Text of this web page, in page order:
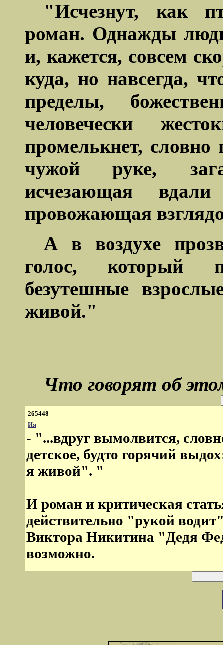
"Исчезнут, как
роман. Однажды
и, кажется, совсем
куда, но навсегда,
пределы,
человечески
промелькнет,
чужой руке,
исчезающая
провожающая
А в воздухе
голос, который
безутешные
живой."
Что говорят об
265448
Ия
- "...вдруг вымолвится,
детское, будто горячий
я живой". "
И роман и критическая
действительно "рукой
Виктора Никитина "Дедя
возможно.